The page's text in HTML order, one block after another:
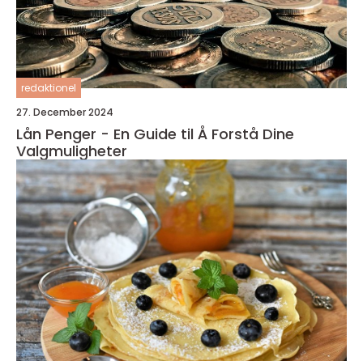
redaktionel
27. December 2024
Lån Penger - En Guide til Å Forstå Dine
Valgmuligheter